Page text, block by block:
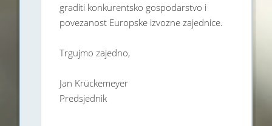
graditi konkurentsko gospodarstvo i
povezanost Europske izvozne zajednice.
Trgujmo zajedno,
Jan Krückemeyer
Predsjednik